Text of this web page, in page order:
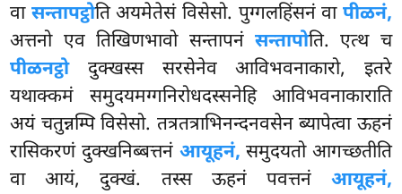
वा सन्तापट्ठोति अयमेतेसं विसेसो. पुग्गलहिंसनं वा पीळनं,
अत्तनो एव तिखिणभावो सन्तापनं सन्तापोति. एत्थ च
पीळनट्ठोदुक्खस्स सरसेनेव आविभवनाकारो, इतरे
यथाक्कमं समुदयमग्गनिरोधदस्सनेहि आविभवनाकाराति
अयं चतुन्नम्पि विसेसो. तत्रतत्राभिनन्दनवसेन ब्यापेत्वा ऊहनं
रासिकरणं दुक्खनिब्बत्तनं आयूहनं, समुदयतो आगच्छतीति
वा आयं, दुक्खं. तस्स ऊहनं पवत्तनं आयूहनं,